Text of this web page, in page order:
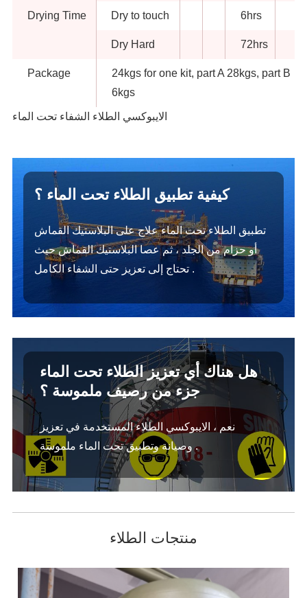
Drying Time Dry to touch 6hrs
Dry Hard 72hrs
Package
24kgs for one kit, part A 28kgs, part B
6kgs
الايبوكسي الطلاء الشفاء تحت الماء
كيفية تطبيق الطلاء تحت الماء ؟
تطبيق الطلاء تحت الماء علاج على البلاستيك القماش
أو حزام من الجلد ، ثم عصا البلاستيك القماش حيث
تحتاج إلى تعزيز حتى الشفاء الكامل .
هل هناك أي تعزيز الطلاء تحت الماء
جزء من رصيف ملموسة ؟
نعم ، الايبوكسي الطلاء المستخدمة في تعزيز
وصيانة وتطبيق تحت الماء ملموسة .
منتجات الطلاء